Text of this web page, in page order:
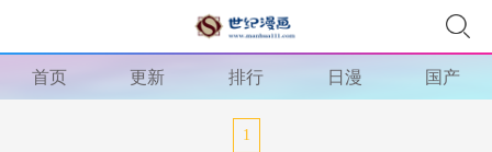
首页 更新 排行 日漫 国产
1